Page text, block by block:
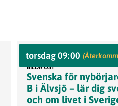
torsdag 09:00
Götalandsvägen
BILDA ÖST
Svenska för
B i Älvsjö – lär dig
och om livet i